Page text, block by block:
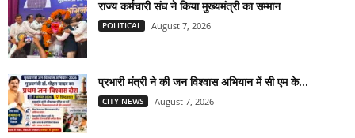
राज्य कर्मचारी संघ ने किया मुख्यमंत्री का सम्मान
POLITICAL August 7, 2026
प्रभारी मंत्री ने की जन विश्वास अभियान में सी एम के...
CITY NEWS August 7, 2026